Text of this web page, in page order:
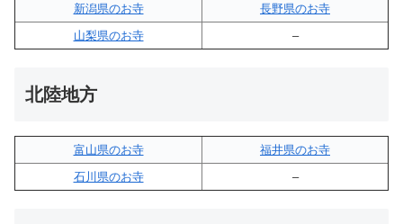
新潟県のお寺
長野県のお寺
山梨県のお寺
–
北陸地方
富山県のお寺
福井県のお寺
石川県のお寺
–